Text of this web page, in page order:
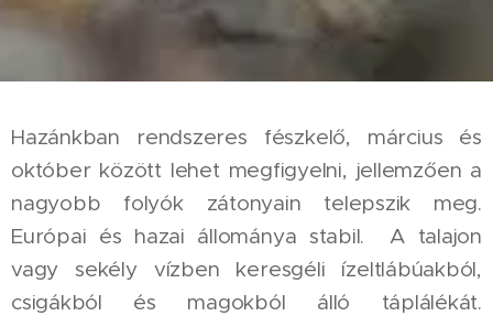
Hazánkban rendszeres fészkelő, március és
október között lehet megfigyelni, jellemzően a
nagyobb folyók zátonyain telepszik meg.
Európai és hazai állománya stabil. A talajon
vagy sekély vízben keresgéli ízeltlábúakból,
csigákból és magokból álló táplálékát.